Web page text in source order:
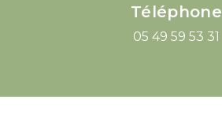
Téléphone
05 49 59 53 31